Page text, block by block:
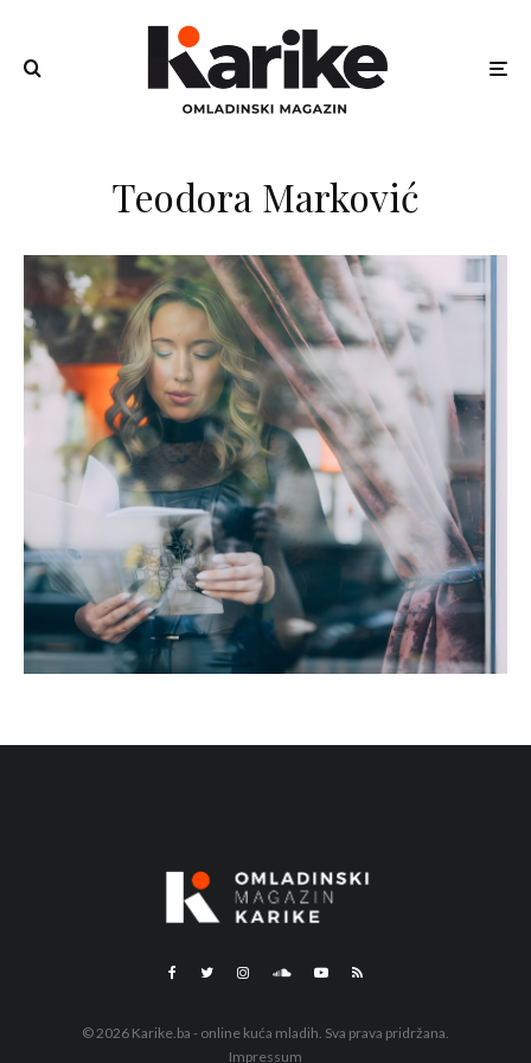
Teodora Marković
© 2026 Karike.ba - online kuća mladih. Sva prava pridržana.
Impressum